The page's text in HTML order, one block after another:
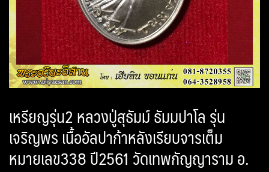
เหรียญรุ่น2 หลวงปู่สุธัมม์ ธัมมปาโล รุ่น
เจริญพร เนื้ออัลปาก้าหลังเรียบจารเต็ม
หมายเลข338 ปี2561 วัดเทพกัญญาราม อ.